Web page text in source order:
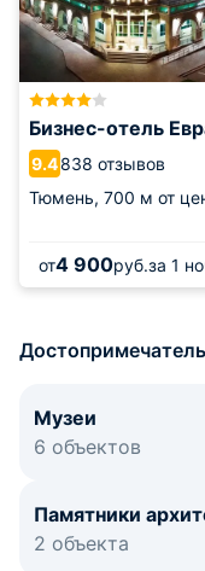
Ежедневно в соборе
религиозные
Бизнес-отель
9.4838 отзывов
Тюмень, 700 м от
от4 900руб.за 1
Музеи
6 объектов
Памятники
2 объекта